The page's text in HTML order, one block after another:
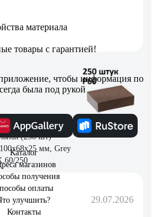
материала
(250 шт)
мм, Grey
250
29.07.2026
товары с гарантией!
чтобы информация по
была под рукой
Каталог
магазинов
получения
оплаты
улучшить?
Контакты